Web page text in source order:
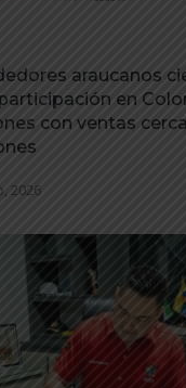
araucanos
en
con ventas
2026